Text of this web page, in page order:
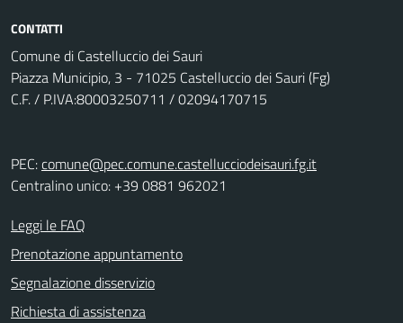
CONTATTI
Comune di Castelluccio dei Sauri
Piazza Municipio, 3 - 71025 Castelluccio dei Sauri (Fg)
C.F. / P.IVA:80003250711 / 02094170715
PEC:comune@pec.comune.castellucciodeisauri.fg.it
Centralino unico: +39 0881 962021
Leggi le FAQ
Prenotazione appuntamento
Segnalazione disservizio
Richiesta di assistenza